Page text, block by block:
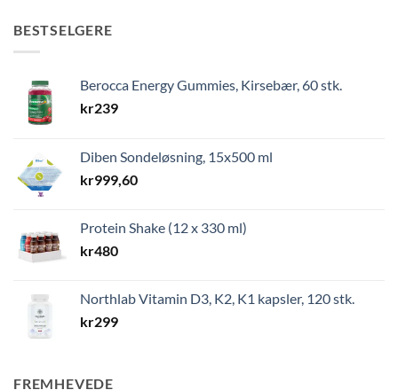
BESTSELGERE
Berocca Energy Gummies, Kirsebær, 60 stk.
kr239
Diben Sondeløsning, 15x500 ml
kr999,60
Protein Shake (12 x 330 ml)
kr480
Northlab Vitamin D3, K2, K1 kapsler, 120 stk.
kr299
FREMHEVEDE